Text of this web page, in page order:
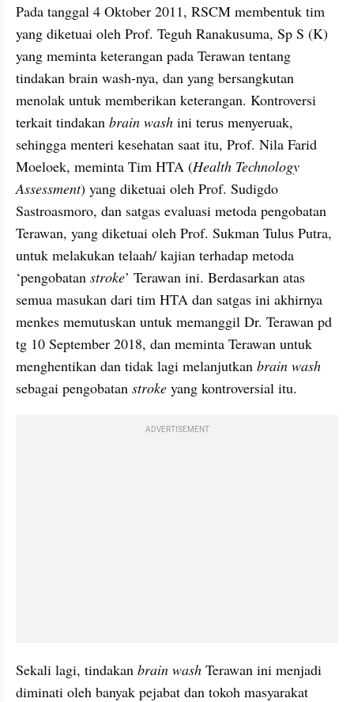
Pada tanggal 4 Oktober 2011, RSCM membentuk tim
yang diketuai oleh Prof. Teguh Ranakusuma, Sp S (K)
yang meminta keterangan pada Terawan tentang
tindakan brain wash-nya, dan yang bersangkutan
menolak untuk memberikan keterangan. Kontroversi
terkait tindakan brain wash ini terus menyeruak,
sehingga menteri kesehatan saat itu, Prof. Nila Farid
Moeloek, meminta Tim HTA (Health Technology
Assessment) yang diketuai oleh Prof. Sudigdo
Sastroasmoro, dan satgas evaluasi metoda pengobatan
Terawan, yang diketuai oleh Prof. Sukman Tulus Putra,
untuk melakukan telaah/ kajian terhadap metoda
‘pengobatan stroke’ Terawan ini. Berdasarkan atas
semua masukan dari tim HTA dan satgas ini akhirnya
menkes memutuskan untuk memanggil Dr. Terawan pd
tg 10 September 2018, dan meminta Terawan untuk
menghentikan dan tidak lagi melanjutkan brain wash
sebagai pengobatan stroke yang kontroversial itu.
ADVERTISEMENT
Sekali lagi, tindakan brain wash Terawan ini menjadi
diminati oleh banyak pejabat dan tokoh masyarakat